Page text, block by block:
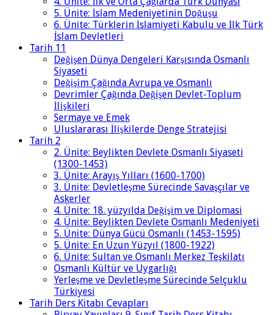
5. Ünite: İslam Medeniyetinin Doğuşu
6. Ünite: Türklerin İslamiyeti Kabulu ve İlk Türk
İslam Devletleri
Tarih 11
Değişen Dünya Dengeleri Karşısında Osmanlı
Siyaseti
Değişim Çağında Avrupa ve Osmanlı
Devrimler Çağında Değişen Devlet-Toplum
İlişkileri
Sermaye ve Emek
Uluslararası İlişkilerde Denge Stratejisi
Tarih 2
2. Ünite: Beylikten Devlete Osmanlı Siyaseti
(1300-1453)
3. Ünite: Arayış Yılları (1600-1700)
3. Ünite: Devletleşme Sürecinde Savaşçılar ve
Askerler
4. Ünite: 18. yüzyılda Değişim ve Diplomasi
4. Ünite: Beylikten Devlete Osmanlı Medeniyeti
5. Ünite: Dünya Gücü Osmanlı (1453-1595)
5. Ünite: En Uzun Yüzyıl (1800-1922)
6. Ünite: Sultan ve Osmanlı Merkez Teşkilatı
Osmanlı Kültür ve Uygarlığı
Yerleşme ve Devletleşme Sürecinde Selçuklu
Türkiyesi
Tarih Ders Kitabı Cevapları